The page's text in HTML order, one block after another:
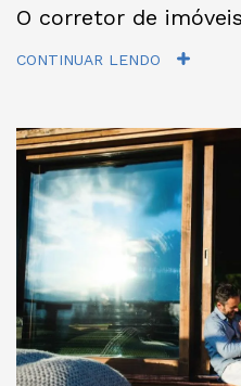
O corretor de
CONTINUAR LENDO